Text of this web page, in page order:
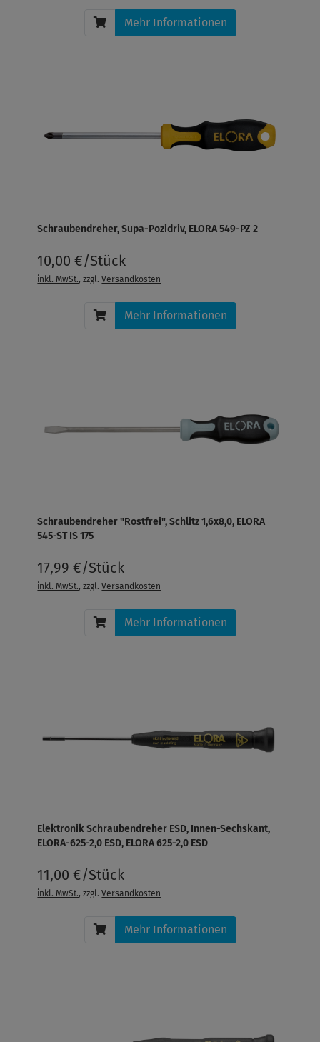
Mehr Informationen
Schraubendreher, Supa-Pozidriv, ELORA 549-PZ 2
10,00 €/Stück
inkl. MwSt., zzgl.Versandkosten
Mehr Informationen
Schraubendreher "Rostfrei", Schlitz 1,6x8,0, ELORA
545-ST IS 175
17,99 €/Stück
inkl. MwSt., zzgl.Versandkosten
Mehr Informationen
Elektronik Schraubendreher ESD, Innen-Sechskant,
ELORA-625-2,0 ESD, ELORA 625-2,0 ESD
11,00 €/Stück
inkl. MwSt., zzgl.Versandkosten
Mehr Informationen